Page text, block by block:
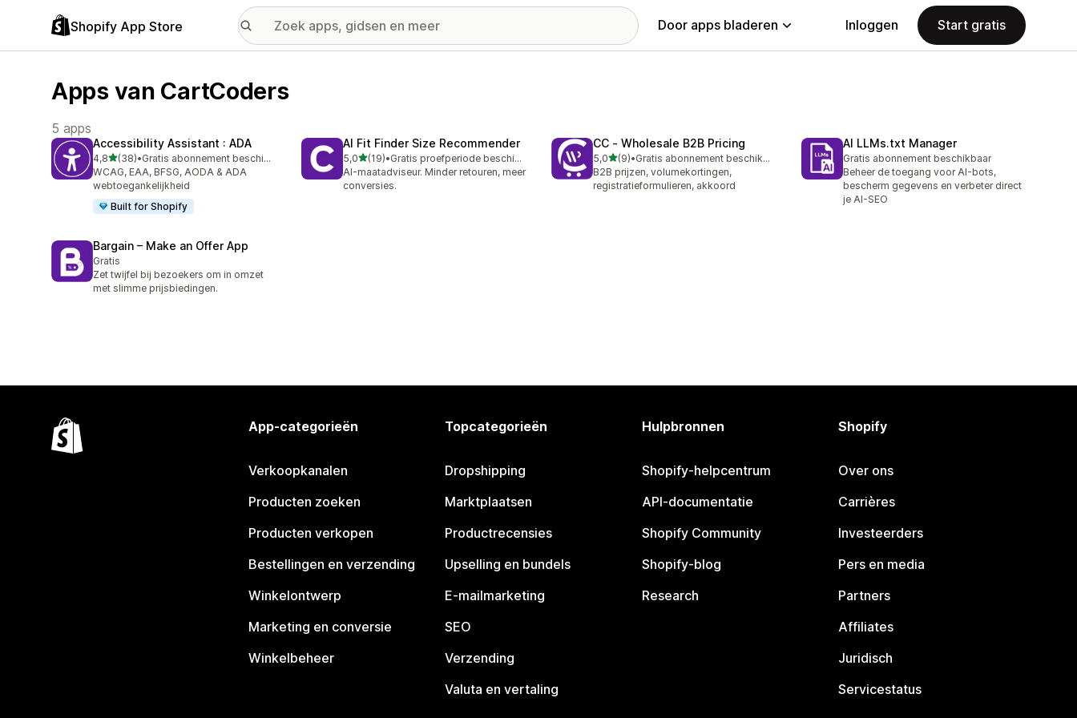
Shopify App Store Door apps bladeren Inloggen Start gratis
Apps van CartCoders
5 apps
Accessibility Assistant : ADA
4,8van 5 sterren
(38)
38 recensies in totaal
•
Gratis abonnement beschikbaar
WCAG, EAA, BFSG, AODA & ADA
webtoegankelijkheid
Built for Shopify
AI Fit Finder Size Recommender
5,0van 5 sterren
(19)
19 recensies in totaal
•
Gratis proefperiode beschikbaar
AI-maatadviseur. Minder retouren, meer
conversies.
CC ‑ Wholesale B2B Pricing
5,0van 5 sterren
(9)
9 recensies in totaal
•
Gratis abonnement beschikbaar
B2B prijzen, volumekortingen,
registratieformulieren, akkoord
AI LLMs.txt Manager
Gratis abonnement beschikbaar
Beheer de toegang voor AI-bots,
bescherm gegevens en verbeter direct
je AI-SEO
Bargain – Make an Offer App
Gratis
Zet twijfel bij bezoekers om in omzet
met slimme prijsbiedingen.
App-categorieën
Verkoopkanalen
Producten zoeken
Producten verkopen
Bestellingen en verzending
Winkelontwerp
Marketing en conversie
Winkelbeheer
Topcategorieën
Dropshipping
Marktplaatsen
Productrecensies
Upselling en bundels
E-mailmarketing
SEO
Verzending
Valuta en vertaling
Hulpbronnen
Shopify-helpcentrum
API-documentatie
Shopify Community
Shopify-blog
Research
Shopify
Over ons
Carrières
Investeerders
Pers en media
Partners
Affiliates
Juridisch
Servicestatus